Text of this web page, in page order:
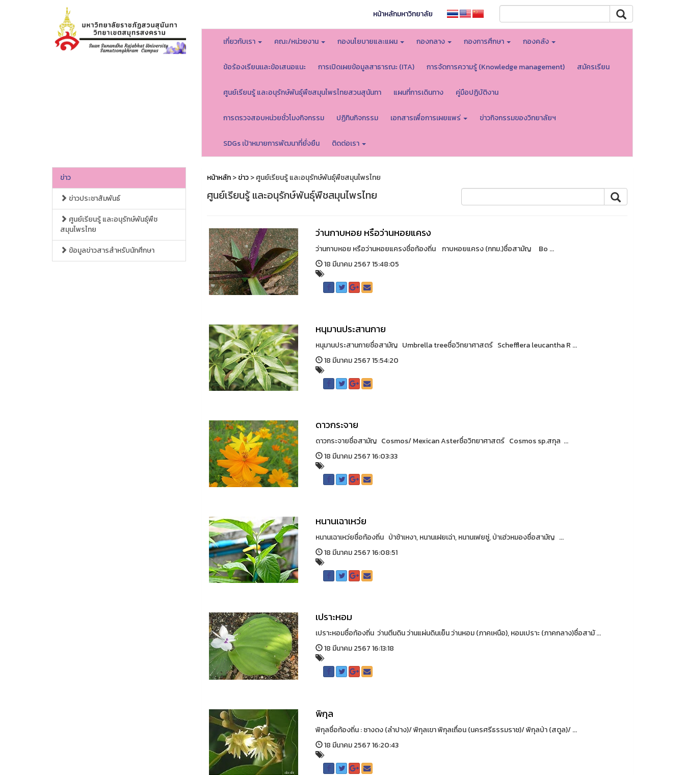
หน้าหลักมหาวิทยาลัย
เกี่ยวกับเรา คณะ/หน่วยงาน กองนโยบายและแผน กองกลาง กองการศึกษา กองคลัง
ข้อร้องเรียนเเละข้อเสนอแนะ การเปิดเผยข้อมูลสาธารณะ (ITA) การจัดการความรู้ (Knowledge management) สมัครเรียน
ศูนย์เรียนรู้ และอนุรักษ์พันธุ์พืชสมุนไพรไทยสวนสุนันทา แผนที่การเดินทาง คู่มือปฏิบัติงาน
การตรวจสอบหน่วยชั่วโมงกิจกรรม ปฏิทินกิจกรรม เอกสารเพื่อการเผยแพร่ ข่าวกิจกรรมของวิทยาลัยฯ
SDGs เป้าหมายการพัฒนาที่ยั่งยืน ติดต่อเรา
ข่าว
ข่าวประชาสัมพันธ์
ศูนย์เรียนรู้ และอนุรักษ์พันธุ์พืช
สมุนไพรไทย
ข้อมูลข่าวสารสำหรับนักศึกษา
หน้าหลัก>ข่าว> ศูนย์เรียนรู้ และอนุรักษ์พันธุ์พืชสมุนไพรไทย
ศูนย์เรียนรู้ และอนุรักษ์พันธุ์พืชสมุนไพรไทย
ว่านกาบหอย หรือว่านหอยแครง
ว่านกาบหอย หรือว่านหอยแครงชื่อท้องถิ่น กาบหอยแครง (กทม.)ชื่อสามัญ Bo ...
18 มีนาคม 2567 15:48:05
หนุมานประสานกาย
หนุมานประสานกายชื่อสามัญ Umbrella treeชื่อวิทยาศาสตร์ Schefflera leucantha R ...
18 มีนาคม 2567 15:54:20
ดาวกระจาย
ดาวกระจายชื่อสามัญ Cosmos/ Mexican Asterชื่อวิทยาศาสตร์ Cosmos sp.สกุล ...
18 มีนาคม 2567 16:03:33
หนานเฉาเหว่ย
หนานเฉาเหว่ยชื่อท้องถิ่น ป่าช้าเหงา, หนานเฝยเฉ่า, หนานเฟยซู่, ป่าเฮ่วหมองชื่อสามัญ ...
18 มีนาคม 2567 16:08:51
เปราะหอม
เปราะหอมชื่อท้องถิ่น ว่านตีนดิน ว่านแผ่นดินเย็น ว่านหอม (ภาคเหนือ), หอมเปราะ (ภาคกลาง)ชื่อสามั ...
18 มีนาคม 2567 16:13:18
พิกุล
พิกุลชื่อท้องถิ่น : ซางดง (ลำปาง)/ พิกุลเขา พิกุลเถื่อน (นครศรีธรรมราช)/ พิกุลป่า (สตูล)/ ...
18 มีนาคม 2567 16:20:43